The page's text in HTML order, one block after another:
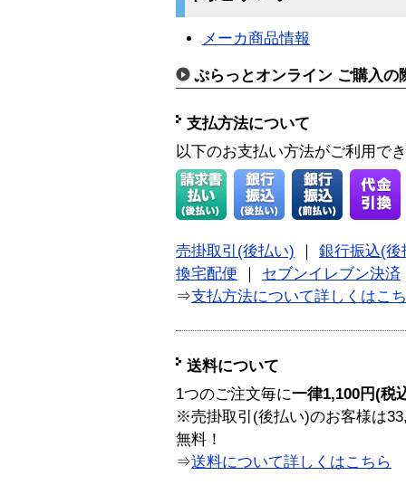
メーカ商品情報
ぷらっとオンライン ご購入の
支払方法について
以下のお支払い方法がご利用で
売掛取引(後払い)
銀行振込(後
換宅配便
セブンイレブン決済
⇒支払方法について詳しくはこ
送料について
1つのご注文毎に一律1,100円(税
※売掛取引(後払い)のお客様は
無料！
⇒送料について詳しくはこちら